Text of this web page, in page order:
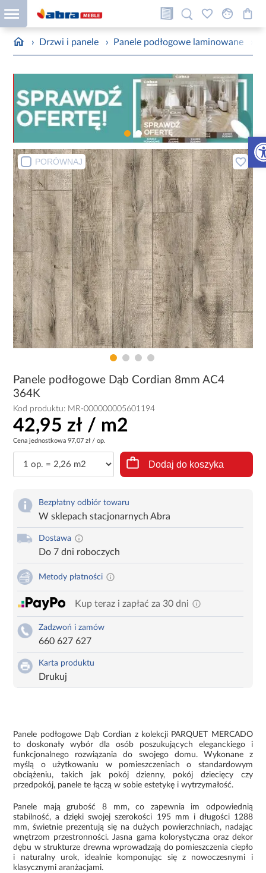
› Drzwi i panele › Panele podłogowe laminowane
PORÓWNAJ
Panele podłogowe Dąb Cordian 8mm AC4
364K
Kod produktu: MR-000000005601194
42,95 zł / m2
Cena jednostkowa 97,07 zł / op.
Dodaj do koszyka
Bezpłatny odbiór towaru
W sklepach stacjonarnych Abra
Dostawa
Do 7 dni roboczych
Metody płatności
Kup teraz i zapłać za 30 dni
Zadzwoń i zamów
660 627 627
Karta produktu
Drukuj
Panele podłogowe Dąb Cordian z kolekcji PARQUET MERCADO
to doskonały wybór dla osób poszukujących eleganckiego i
funkcjonalnego rozwiązania do swojego domu. Wykonane z
myślą o użytkowaniu w pomieszczeniach o standardowym
obciążeniu, takich jak pokój dzienny, pokój dziecięcy czy
przedpokój, panele te łączą w sobie estetykę i wytrzymałość.
Panele mają grubość 8 mm, co zapewnia im odpowiednią
stabilność, a dzięki swojej szerokości 195 mm i długości 1288
mm, świetnie prezentują się na dużych powierzchniach, nadając
wnętrzom przestronności. Jasna gama kolorystyczna oraz dekor
dębu w strukturze drewna wprowadzają do pomieszczenia ciepło
i naturalny urok, idealnie komponując się z nowoczesnymi i
klasycznymi aranżacjami.